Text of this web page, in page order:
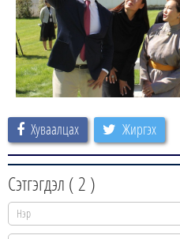
Хуваалцах Жиргэх
Сэтгэгдэл (2 )